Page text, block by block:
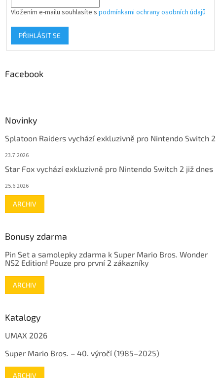
Vložením e-mailu souhlasíte s podmínkami ochrany osobních údajů
PŘIHLÁSIT SE
Facebook
Novinky
Splatoon Raiders vychází exkluzivně pro Nintendo Switch 2
23.7.2026
Star Fox vychází exkluzivně pro Nintendo Switch 2 již dnes
25.6.2026
ARCHIV
Bonusy zdarma
Pin Set a samolepky zdarma k Super Mario Bros. Wonder
NS2 Edition! Pouze pro první 2 zákazníky
ARCHIV
Katalogy
UMAX 2026
Super Mario Bros. – 40. výročí (1985–2025)
ARCHIV